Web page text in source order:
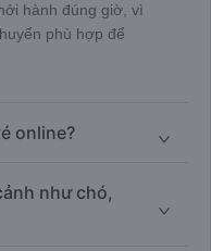
hành đúng giờ, vì
phù hợp để
online?
như chó,